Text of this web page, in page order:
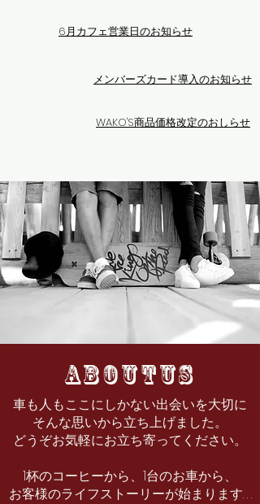
6月カフェ営業日のお知らせ
​メンバーズカード導入のお知らせ
WAKO'S商品価格改定のおしらせ
aboutus
車も人もここにしかない出会いを大切に
そんな思いから立ち上げました。
どうぞお気軽にお立ち寄ってください。
1杯のコーヒーから、1台のお車から、
お客様のライフストーリーが始まります. . .